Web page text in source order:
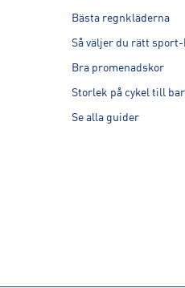
Bästa regnkläderna
Så väljer du rätt sport-
Bra promenadskor
Storlek på cykel till
Se alla guider